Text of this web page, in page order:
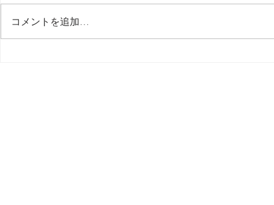
最後の日記です
コメントを追加…